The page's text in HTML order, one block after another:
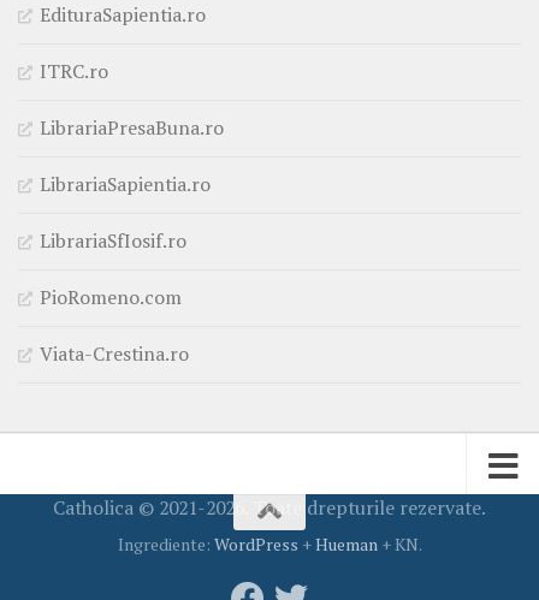
EdituraSapientia.ro
ITRC.ro
LibrariaPresaBuna.ro
LibrariaSapientia.ro
LibrariaSfIosif.ro
PioRomeno.com
Viata-Crestina.ro
Catholica © 2021-2026. Toate drepturile rezervate.
Ingrediente: WordPress +Hueman+ KN.